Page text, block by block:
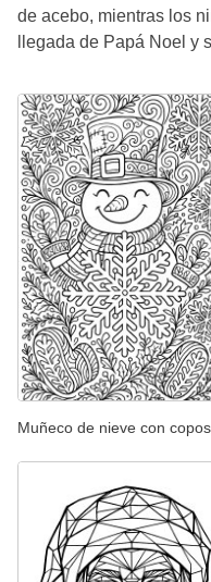
de acebo, mientras los
llegada de Papá Noel y
Muñeco de nieve con copos